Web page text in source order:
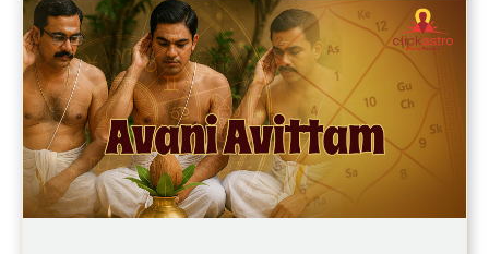
Free Career Horoscope Reviews
Stock Market Predictions Reviews
Free Wealth Horoscope Reviews
Free Marriage Horoscope Reviews
Free Star Horoscope Reviews